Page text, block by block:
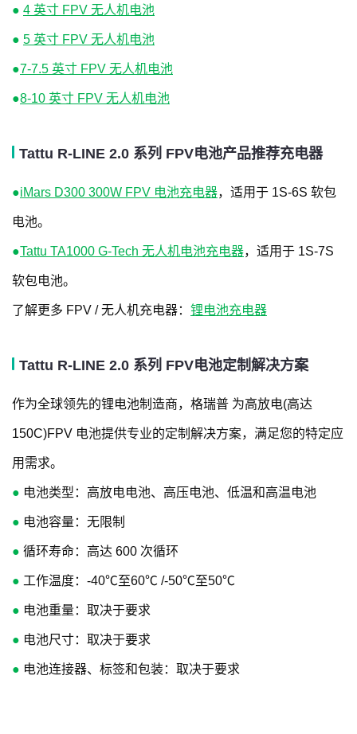
● 4 英寸 FPV 无人机电池
● 5 英寸 FPV 无人机电池
●7-7.5 英寸 FPV 无人机电池
●8-10 英寸 FPV 无人机电池
Tattu R-LINE 2.0 系列 FPV电池产品推荐充电器
●iMars D300 300W FPV 电池充电器，适用于 1S-6S 软包
电池。
●Tattu TA1000 G-Tech 无人机电池充电器，适用于 1S-7S
软包电池。
了解更多 FPV / 无人机充电器： 锂电池充电器
Tattu R-LINE 2.0 系列 FPV电池定制解决方案
作为全球领先的锂电池制造商，格瑞普 为高放电(高达
150C)FPV 电池提供专业的定制解决方案，满足您的特定应
用需求。
● 电池类型：高放电电池、高压电池、低温和高温电池
● 电池容量：无限制
● 循环寿命：高达 600 次循环
● 工作温度：-40℃至60℃ /-50℃至50℃
● 电池重量：取决于要求
● 电池尺寸：取决于要求
● 电池连接器、标签和包装：取决于要求